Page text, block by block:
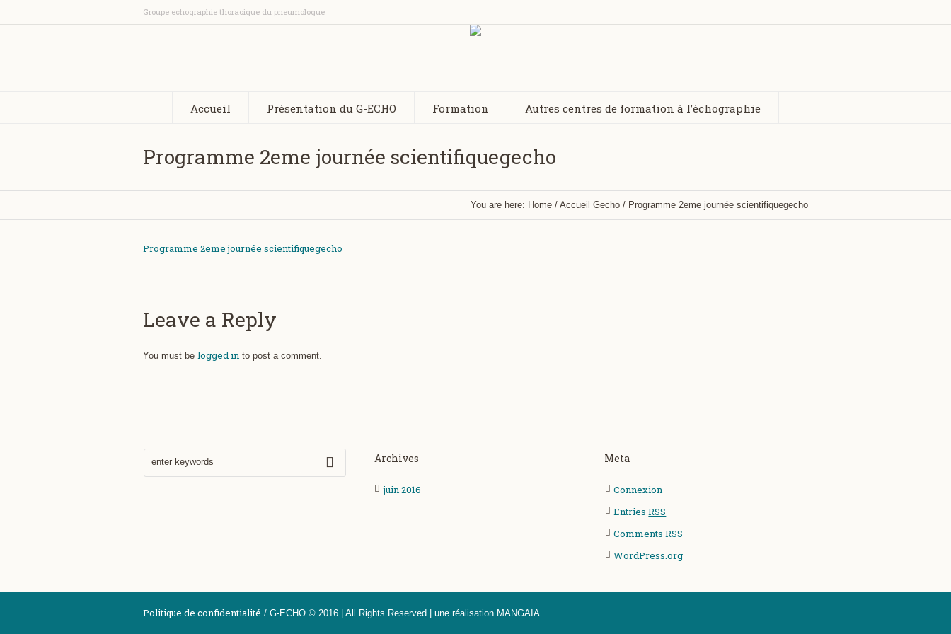
Groupe echographie thoracique du pneumologue
Accueil Présentation du G-ECHO Formation Autres centres de formation à l’échographie
Programme 2eme journée scientifiquegecho
You are here: Home / Accueil Gecho / Programme 2eme journée scientifiquegecho
Programme 2eme journée scientifiquegecho
Leave a Reply
You must be logged in to post a comment.
Archives
juin 2016
Meta
Connexion
EntriesRSS
CommentsRSS
WordPress.org
Politique de confidentialité / G-ECHO © 2016 | All Rights Reserved | une réalisation MANGAIA